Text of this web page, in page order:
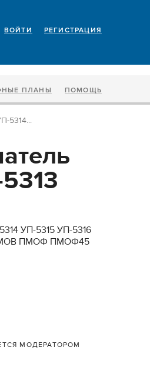
РЕГИСТРАЦИЯ
ВОЙТИ
ПЛАНЫ ПОМОЩЬ
5314...
УП-5315 УП-5316
ПМОВ ПМОФ ПМОФ45
МОДЕРАТОРОМ